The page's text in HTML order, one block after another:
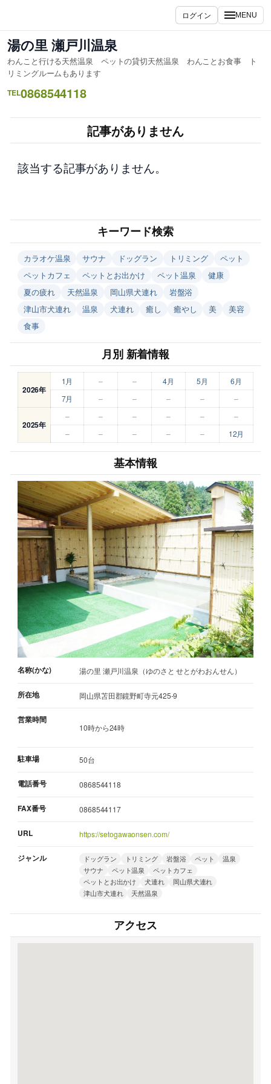
を
ス
キ
ッ
プ
ログイン MENU
湯の里 瀬戸川温泉
わんこと行ける天然温泉 ペットの貸切天然温泉 わんことお食事 ト
リミングルームもあります
TEL0868544118
記事がありません
該当する記事がありません。
キーワード検索
カラオケ温泉 サウナ ドッグラン トリミング
ペット
ペットカフェ
ペットとお出かけ ペット温泉
健康
夏の疲れ
天然温泉 岡山県犬連れ
岩盤浴
津山市犬連れ
温泉 犬連れ 癒し 癒やし 美
美容
食事
月別 新着情報
2026年
1月 – – 4月 5月
6月
7月
– – – – –
2025年
– – – – –
–
–
– – – – 12月
基本情報
名称(かな) 湯の里 瀬戸川温泉（ゆのさと せとがわおんせん）
所在地 岡山県苫田郡鏡野町寺元425-9
営業時間
10時から24時
駐車場 50台
電話番号 0868544118
FAX番号 0868544117
URL https://setogawaonsen.com/
ジャンル ドッグラン トリミング 岩盤浴 ペット
温泉
サウナ
ペット温泉
ペットカフェ
ペットとお出かけ
犬連れ
岡山県犬連れ
津山市犬連れ
天然温泉
アクセス